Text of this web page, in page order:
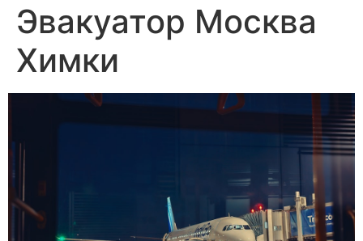
Эвакуатор Москва
Химки